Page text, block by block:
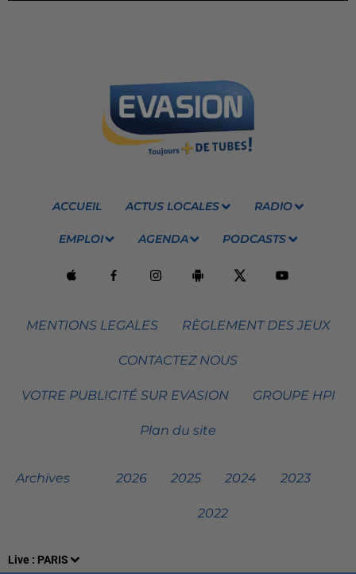
Live : PARIS
ACCUEIL ACTUS LOCALES RADIO
EMPLOI AGENDA PODCASTS
MENTIONS LEGALES RÈGLEMENT DES JEUX
CONTACTEZ NOUS
VOTRE PUBLICITÉ SUR EVASION GROUPE HPI
Plan du site
Archives 2026 2025 2024 2023
2022